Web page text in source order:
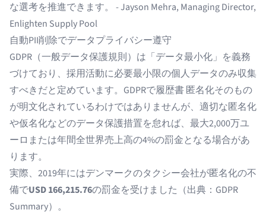
な選考を推進できます。 - Jayson Mehra, Managing Director,
Enlighten Supply Pool
自動PII削除でデータプライバシー遵守
GDPR（一般データ保護規則）は「データ最小化」を義務
づけており、採用活動に必要最小限の個人データのみ収集
すべきだと定めています。GDPRで履歴書 匿名化そのもの
が明文化されているわけではありませんが、適切な匿名化
や仮名化などのデータ保護措置を怠れば、最大2,000万ユ
ーロまたは年間全世界売上高の4%の罰金となる場合があ
ります。
実際、2019年にはデンマークのタクシー会社が匿名化の不
備でUSD 166,215.76の罰金を受けました（出典： GDPR
Summary）。